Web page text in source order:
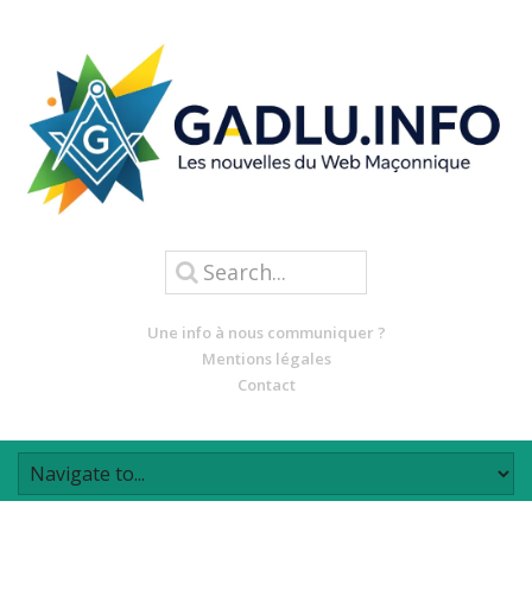
Une info à nous communiquer ?
Mentions légales
Contact